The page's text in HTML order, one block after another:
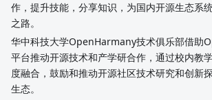
作，提升技能，分享知识，为国内开源生态系
之路。
华中科技大学OpenHarmany技术俱乐部借助
平台推动开源技术和产学研合作，通过校内教
度融合，鼓励和推动开源社区技术研究和创新
生态。